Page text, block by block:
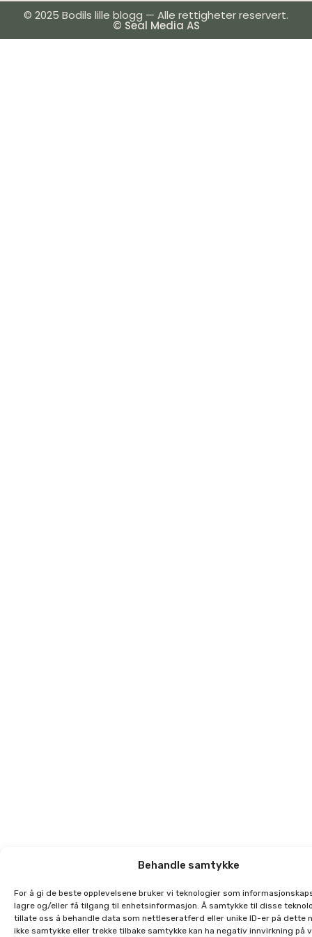
Behandle samtykke
For å gi de beste opplevelsene bruker vi teknologier som
lagre og/eller få tilgang til enhetsinformasjon. Å samtykke til disse
tillate oss å behandle data som nettleseratferd eller unike ID-er på dette
ikke samtykke eller trekke tilbake samtykke kan ha negativ innvirkning på
© 2025 Bodils lille blogg — Alle rettigheter reservert.
© Seal Media AS